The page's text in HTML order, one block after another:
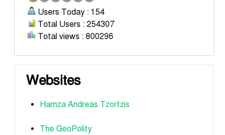
Users Today : 154
Total Users : 254307
Total views : 800296
Websites
Hamza Andreas Tzortzis
The GeoPolity